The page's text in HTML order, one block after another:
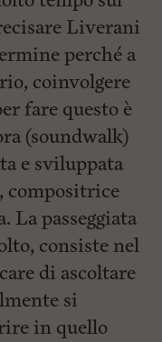
Liverani
perché a
coinvolgere
fare questo è
(soundwalk)
e sviluppata
compositrice
La passeggiata
consiste nel
di ascoltare
si
in quello